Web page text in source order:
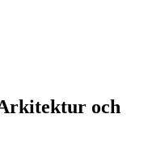
och